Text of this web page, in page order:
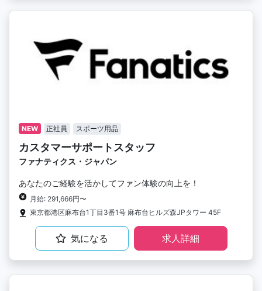
NEW 正社員 スポーツ用品
カスタマーサポートスタッフ
ファナティクス・ジャパン
あなたのご経験を活かしてファン体験の向上を！
月給: 291,666円〜
東京都港区麻布台1丁目3番1号 麻布台ヒルズ森JPタワー 45F
気になる 求人詳細